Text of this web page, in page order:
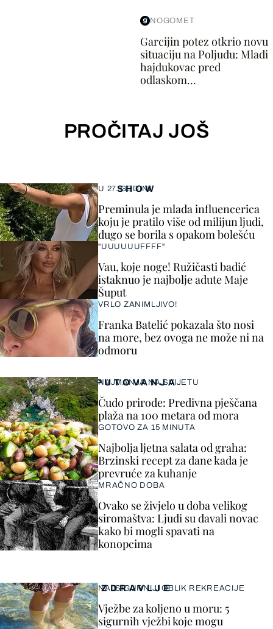
NOGOMET
Garcijin potez otkrio novu
situaciju na Poljudu: Mladi
hajdukovac pred
odlaskom...
PROČITAJ JOŠ
SHOW
U 27. GODINI
Preminula je mlada influencerica
koju je pratilo više od milijun ljudi,
dugo se borila s opakom bolešću
"UUUUUUFFFF"
Vau, koje noge! Ružičasti badić
istaknuo je najbolje adute Maje
Šuput
VRLO ZANIMLJIVO!
Franka Batelić pokazala što nosi
na more, bez ovoga ne može ni na
odmoru
ZDRAVLJE
NAJSIGURNIJI OBLIK REKREACIJE
Vježbe za koljeno u moru: 5
sigurnih vježbi koje mogu
PUTOVANJA
NAJMANJA NA SVIJETU
Čudo prirode: Predivna pješčana
plaža na 100 metara od mora
GOTOVO ZA 15 MINUTA
Najbolja ljetna salata od graha:
Brzinski recept za dane kada je
prevruće za kuhanje
MRAČNO DOBA
Ovako se živjelo u doba velikog
siromaštva: Ljudi su davali novac
kako bi mogli spavati na
konopcima